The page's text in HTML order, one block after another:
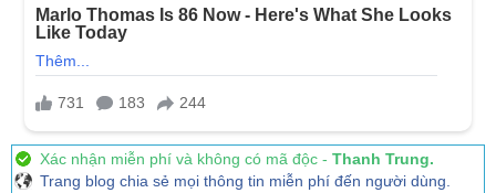
Xác nhận miễn phí và không có mã độc - Thanh Trung.
Trang blog chia sẻ mọi thông tin miễn phí đến người dùng.